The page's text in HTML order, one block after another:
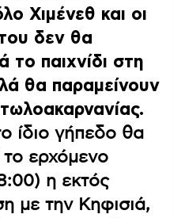
Χιμένεθ και οι
δεν θα
το παιχνίδι στη
θα παραμείνουν
ίδιο γήπεδο θα
το ερχόμενο
η εκτός
με την Κηφισιά,